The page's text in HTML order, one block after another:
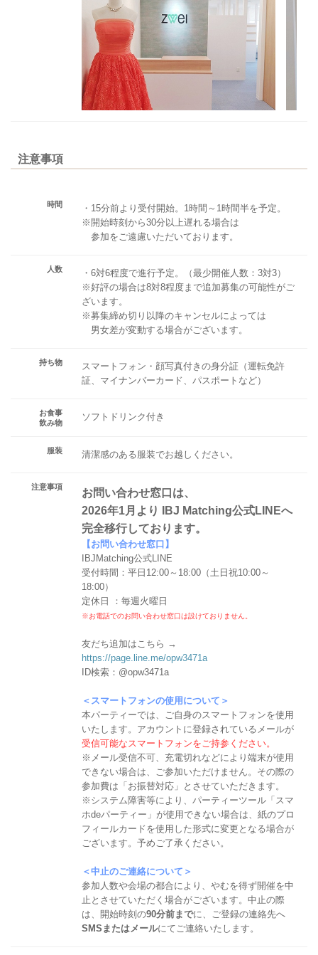
注意事項
時間
・15分前より受付開始。1時間～1時間半を予定。
※開始時刻から30分以上遅れる場合は
参加をご遠慮いただいております。
人数
・6対6程度で進行予定。（最少開催人数：3対3）
※好評の場合は8対8程度まで追加募集の可能性がご
ざいます。
※募集締め切り以降のキャンセルによっては
男女差が変動する場合がございます。
持ち物
スマートフォン・顔写真付きの身分証（運転免許
証、マイナンバーカード、パスポートなど）
お食事
飲み物
ソフトドリンク付き
服装 清潔感のある服装でお越しください。
注意事項
お問い合わせ窓口は、
2026年1月より IBJ Matching公式LINEへ
完全移行しております。
【お問い合わせ窓口】
IBJMatching公式LINE
受付時間：平日12:00～18:00（土日祝10:00～
18:00）
定休日 ：毎週火曜日
※お電話でのお問い合わせ窓口は設けておりません。
友だち追加はこちら →
https://page.line.me/opw3471a
ID検索：@opw3471a
＜スマートフォンの使用について＞
本パーティーでは、ご自身のスマートフォンを使用
いたします。アカウントに登録されているメールが
受信可能なスマートフォンをご持参ください。
※メール受信不可、充電切れなどにより端末が使用
できない場合は、ご参加いただけません。その際の
参加費は「お振替対応」とさせていただきます。
※システム障害等により、パーティーツール「スマ
ホdeパーティー」が使用できない場合は、紙のプロ
フィールカードを使用した形式に変更となる場合が
ございます。予めご了承ください。
＜中止のご連絡について＞
参加人数や会場の都合により、やむを得ず開催を中
止とさせていただく場合がございます。中止の際
は、開始時刻の90分前までに、ご登録の連絡先へ
SMSまたはメールにてご連絡いたします。